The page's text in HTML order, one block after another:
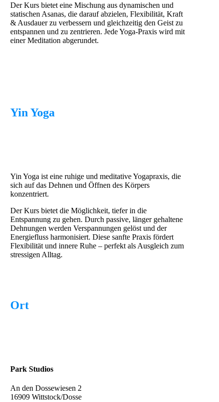
Der Kurs bietet eine Mischung aus dynamischen und
statischen Asanas, die darauf abzielen, Flexibilität, Kraft
& Ausdauer zu verbessern und gleichzeitig den Geist zu
entspannen und zu zentrieren. Jede Yoga-Praxis wird mit
einer Meditation abgerundet.
Yin Yoga
Yin Yoga ist eine ruhige und meditative Yogapraxis, die
sich auf das Dehnen und Öffnen des Körpers
konzentriert.
Der Kurs bietet die Möglichkeit, tiefer in die
Entspannung zu gehen. Durch passive, länger gehaltene
Dehnungen werden Verspannungen gelöst und der
Energiefluss harmonisiert. Diese sanfte Praxis fördert
Flexibilität und innere Ruhe – perfekt als Ausgleich zum
stressigen Alltag.
Ort
Park Studios
An denDossewiesen 2
16909 Wittstock/Dosse